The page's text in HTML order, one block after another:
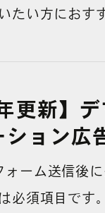
問
たい方におす
更新】
ション広
ォーム送信後
必須項目です。